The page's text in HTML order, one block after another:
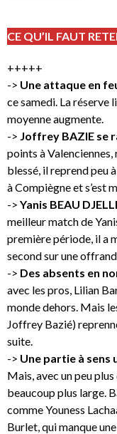
CE QU’IL FAUT
+++++
-> Une attaque en
ce samedi. La réserve
moyenne augmente.
-> Joffrey BAZIE se
points à
blessé, il reprend peu
à Compiègne et s’est
-> Yanis BEAU
meilleur match de
première période, il a
second sur une
-> Des absents en
avec les pros, Lilian
monde dehors. Mais
Joffrey Bazié)
suite.
-> Une partie à sens
Mais, avec un peu
beaucoup plus large.
comme Youness
Burlet, qui manque